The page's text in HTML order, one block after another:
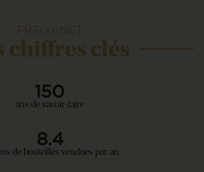
FREIXENET
chiffres clés
150
ans de savoir-faire
8.4
de bouteilles vendues par an